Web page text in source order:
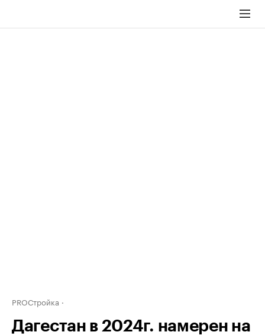
PROСтройка
Дагестан в 2024г. намерен на